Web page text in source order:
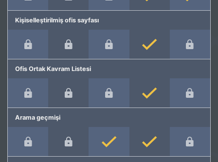
Kişiselleştirilmiş ofis sayfası
Ofis Ortak Kavram Listesi
Arama geçmişi